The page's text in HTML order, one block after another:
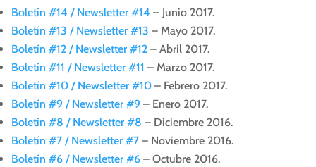
Boletín #14 / Newsletter #14 – Junio 2017.
Boletín #13 / Newsletter #13 – Mayo 2017.
Boletín #12 / Newsletter #12 – Abril 2017.
Boletín #11 / Newsletter #11 – Marzo 2017.
Boletín #10 / Newsletter #10 – Febrero 2017.
Boletín #9 / Newsletter #9 – Enero 2017.
Boletín #8 / Newsletter #8 – Diciembre 2016.
Boletín #7 / Newsletter #7 – Noviembre 2016.
Boletín #6 / Newsletter #6 – Octubre 2016.